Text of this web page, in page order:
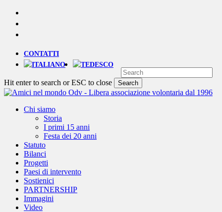
Skip
content
CONTATTI
Hit enter to search or ESC to close Search
Close
Menu
Chi siamo
Storia
I primi 15 anni
Festa dei 20 anni
Statuto
Bilanci
Progetti
Paesi di intervento
Sostienici
PARTNERSHIP
Immagini
Video